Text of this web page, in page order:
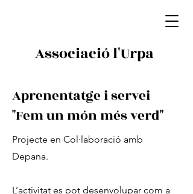
Associació l'Urpa
Aprenentatge i servei
"Fem un món més verd"
Projecte en Col·laboració amb
Depana.
L’activitat es pot desenvolupar com a